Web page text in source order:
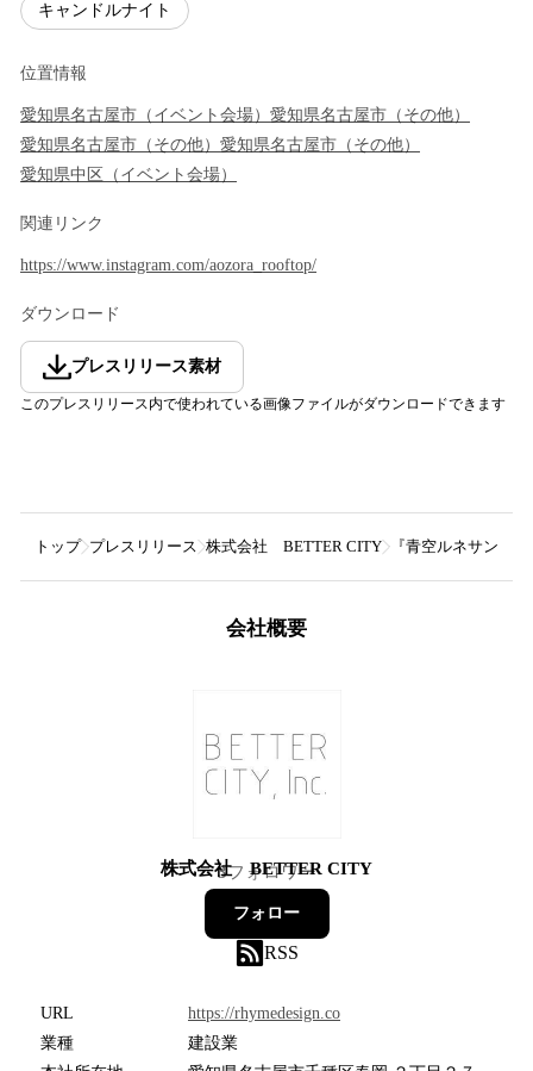
キャンドルナイト
位置情報
愛知県名古屋市 （ イベント会場） 愛知県名古屋市 （ その他）
愛知県名古屋市 （ その他） 愛知県名古屋市 （ その他）
愛知県中区 （ イベント会場）
関連リンク
https://www.instagram.com/aozora_rooftop/
ダウンロード
プレスリリース素材
このプレスリリース内で使われている画像ファイルがダウンロードできます
トップ プレスリリース 株式会社 BETTER CITY 『青空ルネサンス
会社概要
株式会社 BETTER CITY
3フォロワー
フォロー
RSS
URL
https://rhymedesign.co
業種
建設業